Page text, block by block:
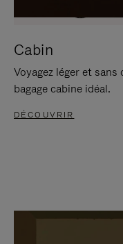
Cabin
Voyagez léger et
bagage cabine idéal.
DÉCOUVRIR